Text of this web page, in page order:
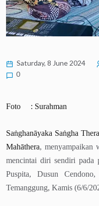
Saturday, 8 June 2024
0
Foto : Surahman
Saṅghanāyaka Saṅgha
Mahāthera, menyampaikan
mencintai diri sendiri pada
Puspita, Dusun
Temanggung, Kamis (6/6/